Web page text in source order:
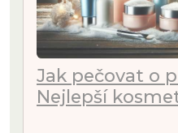
Jak pečovat o
Nejlepší